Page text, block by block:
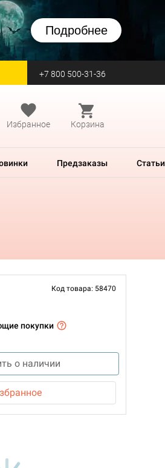
Подробнее
+7 800 500-31-36
Избранное Корзина
Предзаказы Статьи
Код товара: 58470
покупки
о наличии